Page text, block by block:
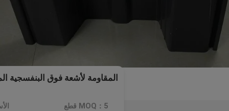
المقاومة لأشعة فوق البنفسجية
MOQ：5 قطع